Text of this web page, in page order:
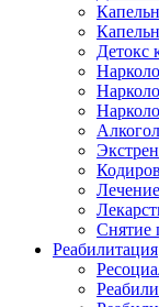
Детокс
Снятие
Реабилитация